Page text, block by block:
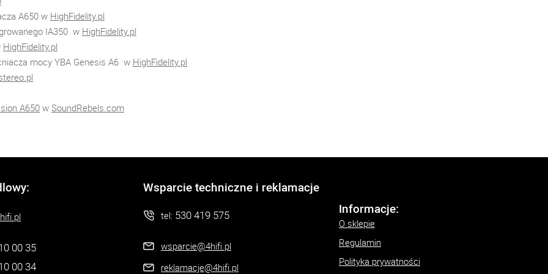
A650 w HighFidelity.pl
IA350 w HighFidelity.pl
HighFidelity.pl
mocy YBA Genesis A6 w HighFidelity.pl
A650w SoundRebels.com
00 35
00 34
Wsparcie techniczne i reklamacje
tel: 530 419 575
wsparcie@4hifi.pl
reklamacje@4hifi.pl
Informacje:
O sklepie
Regulamin
Polityka prywatności